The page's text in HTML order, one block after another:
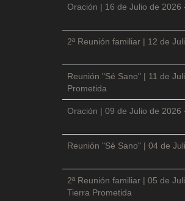
Oración | 16 de Julio de 2026
2ª Reunión familiar | 12 de
Reunión "Sé Sano" | 11 de
Prometida
Oración | 09 de Julio de 2026
Reunión "Sé Sano" | 04 de
2ª Reunión familiar | 05 de
Tierra Prometida